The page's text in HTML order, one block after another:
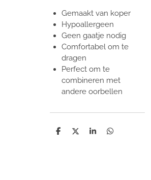
Gemaakt van koper
Hypoallergeen
Geen gaatje nodig
Comfortabel om te
dragen
Perfect om te
combineren met
andere oorbellen
D
D
S
D